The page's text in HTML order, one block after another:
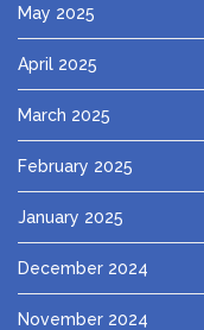
May 2025
April 2025
March 2025
February 2025
January 2025
December 2024
November 2024